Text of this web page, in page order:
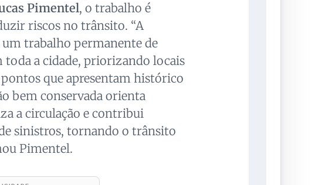
Pimentel, o trabalho é
riscos no trânsito. “A
trabalho permanente de
toda a cidade, priorizando locais
que apresentam histórico
bem conservada orienta
a circulação e contribui
sinistros, tornando o trânsito
Pimentel.